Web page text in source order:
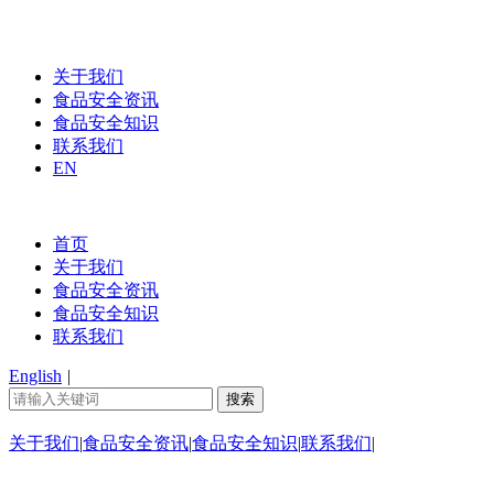
关于我们
食品安全资讯
食品安全知识
联系我们
EN
首页
关于我们
食品安全资讯
食品安全知识
联系我们
English |
关于我们|食品安全资讯|食品安全知识|联系我们|